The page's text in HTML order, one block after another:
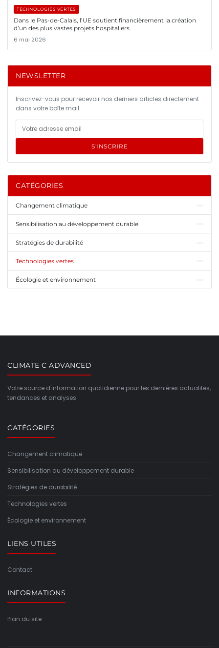
TECHNOLOGIES VERTES
Dans le Pas-de-Calais, l’UE soutient financièrement la création
d’un des plus vastes projets hospitaliers
6 mai 2026
NEWSLETTER
Inscrivez-vous pour recevoir nos derniers articles directement
dans votre boîte mail.
S'INSCRIRE
CATÉGORIES
Changement climatique
Sensibilisation au développement durable
Stratégies de durabilité
Technologies vertes
Écologie et environnement
CLIMATE C ADVANCED
Votre source d'information quotidienne pour les dernières actualités,
tendances et analyses.
CATÉGORIES
Changement climatique
Sensibilisation au développement durable
Stratégies de durabilité
Technologies vertes
Écologie et environnement
LIENS UTILES
Contact
INFORMATIONS
Plan du site